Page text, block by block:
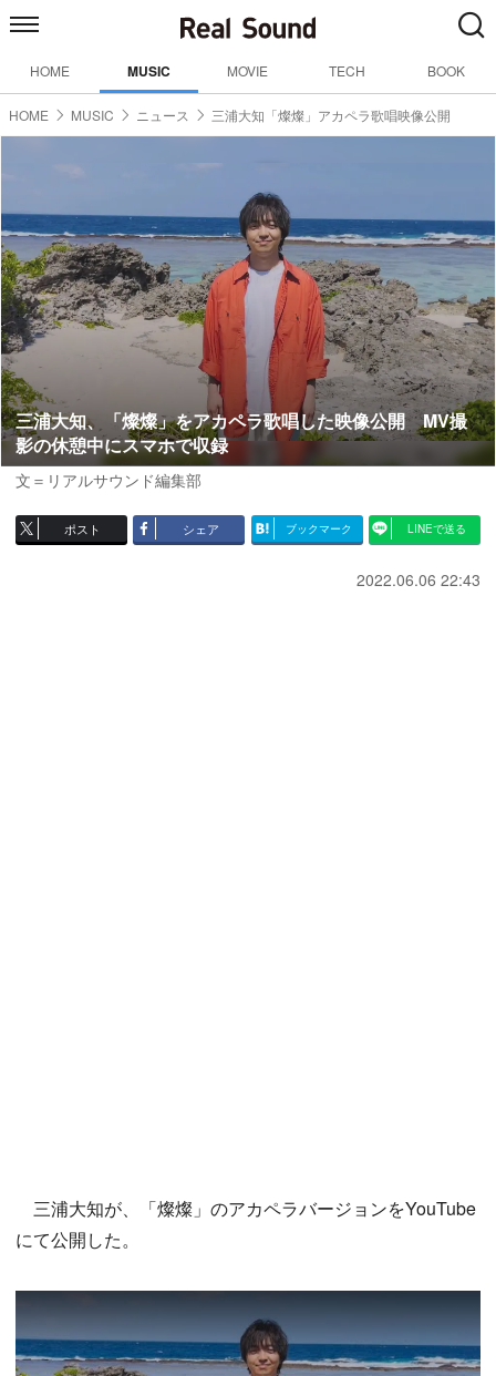
HOME MUSIC MOVIE TECH BOOK
HOME MUSIC ニュース 三浦大知「燦燦」アカペラ歌唱映像公開
三浦大知、「燦燦」をアカペラ歌唱した映像公開 MV撮
影の休憩中にスマホで収録
文＝リアルサウンド編集部
ポスト シェア ブックマーク LINEで送る
2022.06.06 22:43
三浦大知が、「燦燦」のアカペラバージョンをYouTube
にて公開した。